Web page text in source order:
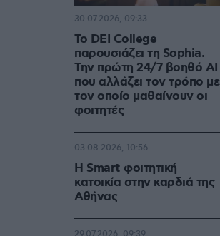
Το DEI College
παρουσιάζει τη Sophia.
Την πρώτη 24/7 βοηθό AI
που αλλάζει τον τρόπο με
τον οποίο μαθαίνουν οι
φοιτητές
30.07.2026, 09:33
Η Smart φοιτητική
κατοικία στην καρδιά της
Αθήνας
03.08.2026, 10:56